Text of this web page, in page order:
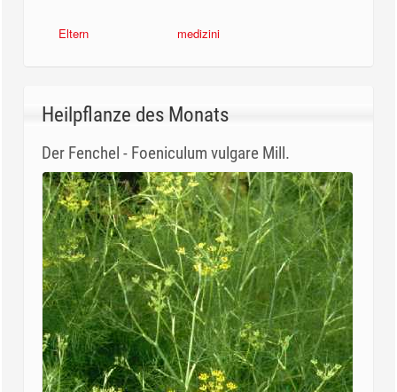
Eltern medizini
Heilpflanze des Monats
Der Fenchel - Foeniculum vulgare Mill.